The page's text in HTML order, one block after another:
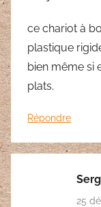
ce chariot à
plastique
bien même si
plats.
Répondre
25